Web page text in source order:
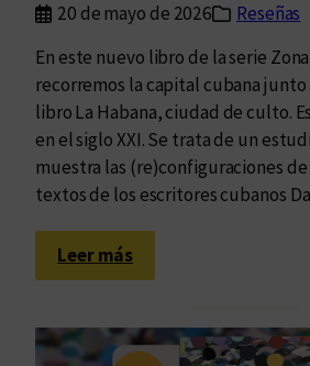
o
u
m
e
n
d
e
l
a
o
r
a
t
a
d
a
,
a
s
i
20 de mayo de 2026
Reseñas
En este nuevo libro de la serie
recorremos la capital cubana junto
libro La Habana, ciudad de culto.
en el siglo XXI. Se trata de un
muestra las (re)configuraciones
textos de los escritores cubanos
Leer más:
A
d